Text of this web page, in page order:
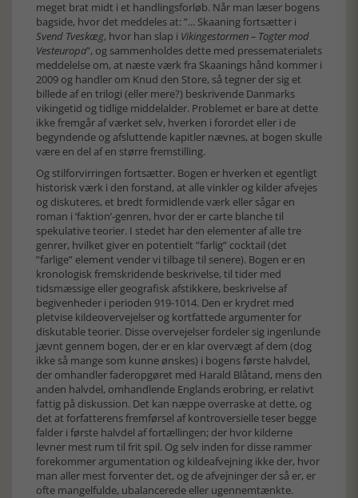
meget brat midt i et handlingsforløb. Når man læser bogens
bagside, hvor det meddeles at: ”... Skaaning fortsætter i
Svend Tveskæg, hvor han slap i Vikingestormen – Togter mod
Vesteuropa”, og sammenholdes dette med pressematerialets
meddelelse om, at næste værk fra Skaanings hånd kommer i
2009 og handler om Knud den Store, så tegner der sig et
billede af en trilogi (eller mere?) beskrivende Danmarks
vikingetid og tidlige middelalder. Problemet er bare at dette
ikke fremgår af værket selv, hverken i forordet eller i de
begyndende og afsluttende kapitler nævnes, at bogen skulle
være en del af en større fremstilling.
Og stilforvirringen fortsætter. Bogen er hverken et egentligt
historisk værk i den forstand, at alle vinkler og kilder afvejes
og diskuteres, et bredt formidlende værk eller sågar en
roman i ’faktion’-genren, hvor der er carte blanche til
spekulative teorier. I stedet har den elementer af alle tre
genrer, hvilket giver en potentielt ”farlig” cocktail (det
”farlige” element vender vi tilbage til senere). Bogen er en
kronologisk fremskridende beskrivelse, til tider med
tidsmæssige eller geografisk afstikkere, beskrivelse af
begivenheder i perioden 919-1014. Den er krydret med
pletvise kildeovervejelser og kortfattede argumenter for
diskutable teorier. Disse overvejelser fordeler sig ingenlunde
jævnt gennem bogen, der er en klar overvægt af dem (dog
ikke så mange som kunne ønskes) i bogens første halvdel,
der omhandler faderopgøret med Harald Blåtand, mens den
anden halvdel, omhandlende Englands erobring, er relativt
fattig på diskussion. Det kan næppe overraske at dette, og
det at forfatterens fremførsel af kontroversielle teser begge
falder i første halvdel af fortællingen; der hvor kilderne
levner mest rum til frit spil. Og selv inden for disse rammer
forekommer argumentation og kildeafvejning ikke der, hvor
man aller mest forventer det, og de afvejninger der så er, er
ofte mangelfulde, ubalancerede eller ugennemtænkte.